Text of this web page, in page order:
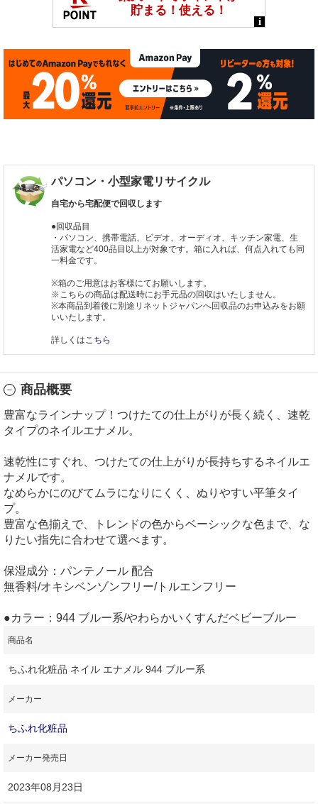
パソコン・小型家電リサイクル
自宅から宅配便で回収します
●回収品目
・パソコン、携帯電話、ビデオ、オーディオ、キッチン家電、生
活家電など400品目以上が対象です。箱に入れば、何点入れても同
一料金です。
※箱のご用意はお客様にてお願いします。
※こちらの商品は配送時にお手元品の回収はいたしません。
※本商品到着後に別途リネットジャパンへ回収品のお申込みをお願
いいたします。
詳しくは こちら
商品概要
豊富なラインナップ！つけたての仕上がりが長く続く、速乾
タイプのネイルエナメル。
速乾性にすぐれ、つけたての仕上がりが長持ちするネイルエ
ナメルです。
なめらかにのびてムラになりにくく、ぬりやすい平筆タイ
プ。
豊富な色揃えで、トレンドの色からベーシックな色まで、な
りたい指先に合わせて選べます。
保湿成分：パンテノール 配合
無香料/オキシベンゾンフリー/トルエンフリー
●カラー：944 ブルー系/やわらかいくすんだベビーブルー
商品名
ちふれ化粧品 ネイル エナメル 944 ブルー系
メーカー
ちふれ化粧品
メーカー発売日
2023年08月23日